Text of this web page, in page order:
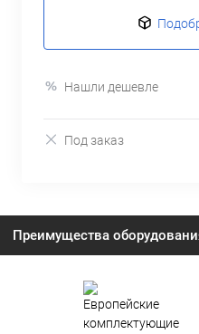
Нашли дешевле
Под заказ
Преимущества